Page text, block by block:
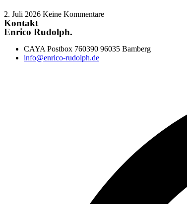
2. Juli 2026 Keine Kommentare
Kontakt
Enrico Rudolph.
CAYA Postbox 760390 96035 Bamberg
info@enrico-rudolph.de